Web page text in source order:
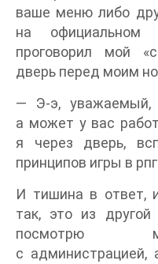
ваше меню либо
на официальном
проговорил мой
дверь перед моим
— Э-э,
а может у вас
я через дверь,
принципов игры в
И тишина в ответ,
так, это из
посмотрю
с администрацией,